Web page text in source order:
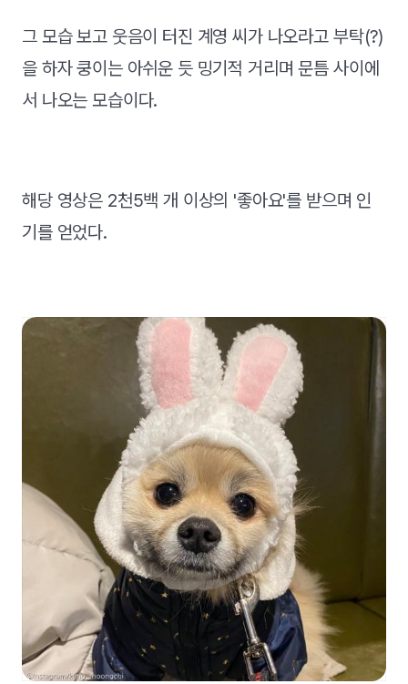
그 모습 보고 웃음이 터진 계영 씨가 나오라고 부탁(?)
을 하자 쿵이는 아쉬운 듯 밍기적 거리며 문틈 사이에
서 나오는 모습이다.
해당 영상은 2천5백 개 이상의 '좋아요'를 받으며 인
기를 얻었다.